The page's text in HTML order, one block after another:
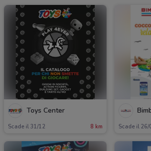
Toys Center
Scade il 31/12 8 km Scade il 26/